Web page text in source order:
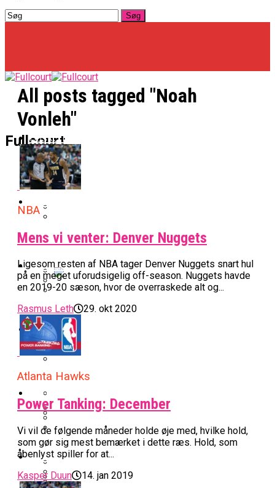
Fullcourt
Basketligaen
Officielt: Vejen Gafler Dansker Hos Rabbits
BK Vejen Opruster: Amerikansk Point
Guard På Plads
Nu Står Det Klart: Den Dag Starter
Basketligaen
Værløse-Komet Skifter Til Den Bedste
Spanske Række
Officielt: Bakken Skal Spille Champions
League-Kvalifikation
NBA
Warriors Forlænger Med Succestræner
Miami Heat Smider Skandaleramt Spiller
På Porten
Efter Uhyggelig Skade
EuroLeague
Danskerne Imponerede Torsdag Aften I
EuroLeague
Anders Sommer Scorer Kæmpe Trænerjob
Sølv Til Tobias Jensen: Bayern Er Tysk
Mester Efter To Missede Ulm-Matchbolde
Kvindebasketligaen
College Er Slut: Frida Formann Fortsætter
Karrieren I Schweiz
Efter ‘The Double’: Kvindebasketligaens
MVP Rykker Til Sverige
Podcast
Podcast: “Med Lars Og Torben Som
Trænere, Gav Man Sig 100 Procent”
Video
All posts tagged "Noah
Vonleh"
NBA
Mens vi venter: Denver Nuggets
Ligesom resten af NBA tager Denver Nuggets snart hul
på en meget uforudsigelig off-season. Nuggets havde
en 2019-20 sæson, hvor de overraskede alt og...
Rasmus Leth
29. okt 2020
Atlanta Hawks
Power Tanking: December
Vi vil de følgende måneder holde øje med, hvilke hold,
som gør sig mest bemærket i dette ræs. Hold, som
åbenlyst spiller for at...
Kasper Duun
14. jan 2019